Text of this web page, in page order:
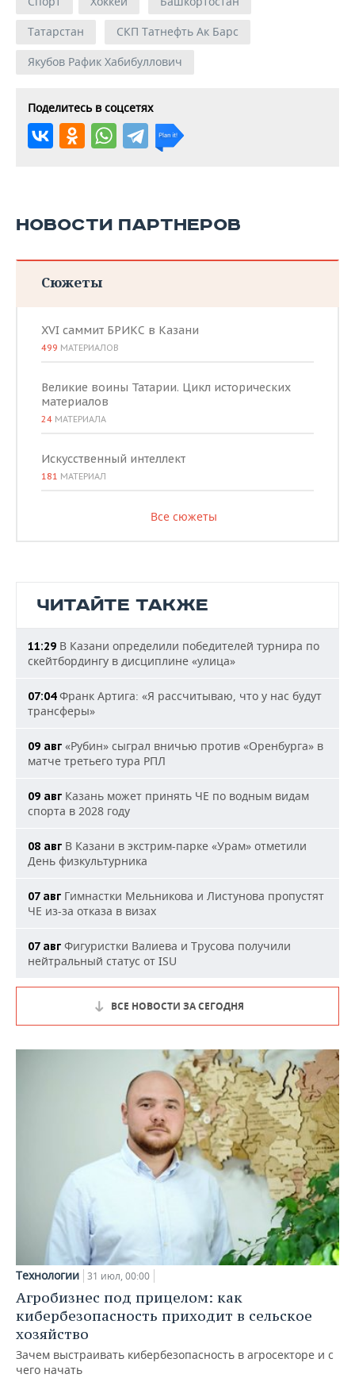
Татарстан
СКП Татнефть Ак Барс
Якубов Рафик Хабибуллович
Поделитесь в соцсетях
НОВОСТИ ПАРТНЕРОВ
Сюжеты
XVI саммит БРИКС в Казани
499 МАТЕРИАЛОВ
Великие воины Татарии. Цикл исторических
материалов
24 МАТЕРИАЛА
Искусственный интеллект
181 МАТЕРИАЛ
Все сюжеты
ЧИТАЙТЕ ТАКЖЕ
11:29 В Казани определили победителей турнира по
скейтбордингу в дисциплине «улица»
07:04Франк Артига: «Я рассчитываю, что у нас будут
трансферы»
09 авг «Рубин» сыграл вничью против «Оренбурга» в
матче третьего тура РПЛ
09 авг Казань может принять ЧЕ по водным видам
спорта в 2028 году
08 авг В Казани в экстрим-парке «Урам» отметили
День физкультурника
07 авг Гимнастки Мельникова и Листунова пропустят
ЧЕ из-за отказа в визах
07 авг Фигуристки Валиева и Трусова получили
нейтральный статус от ISU
ВСЕ НОВОСТИ ЗА СЕГОДНЯ
Технологии 31 июл, 00:00
Агробизнес под прицелом: как
кибербезопасность приходит в сельское
хозяйство
Зачем выстраивать кибербезопасность в агросекторе и с
чего начать